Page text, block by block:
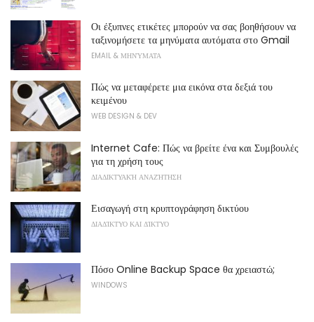
Οι έξυπνες ετικέτες μπορούν να σας βοηθήσουν να
ταξινομήσετε τα μηνύματα αυτόματα στο Gmail
EMAIL & ΜΗΝΎΜΑΤΑ
Πώς να μεταφέρετε μια εικόνα στα δεξιά του
κειμένου
WEB DESIGN & DEV
Internet Cafe: Πώς να βρείτε ένα και Συμβουλές
για τη χρήση τους
ΔΙΑΔΙΚΤΥΑΚΉ ΑΝΑΖΉΤΗΣΗ
Εισαγωγή στη κρυπτογράφηση δικτύου
ΔΙΑΔΊΚΤΥΟ ΚΑΙ ΔΊΚΤΥΟ
Πόσο Online Backup Space θα χρειαστώ;
WINDOWS